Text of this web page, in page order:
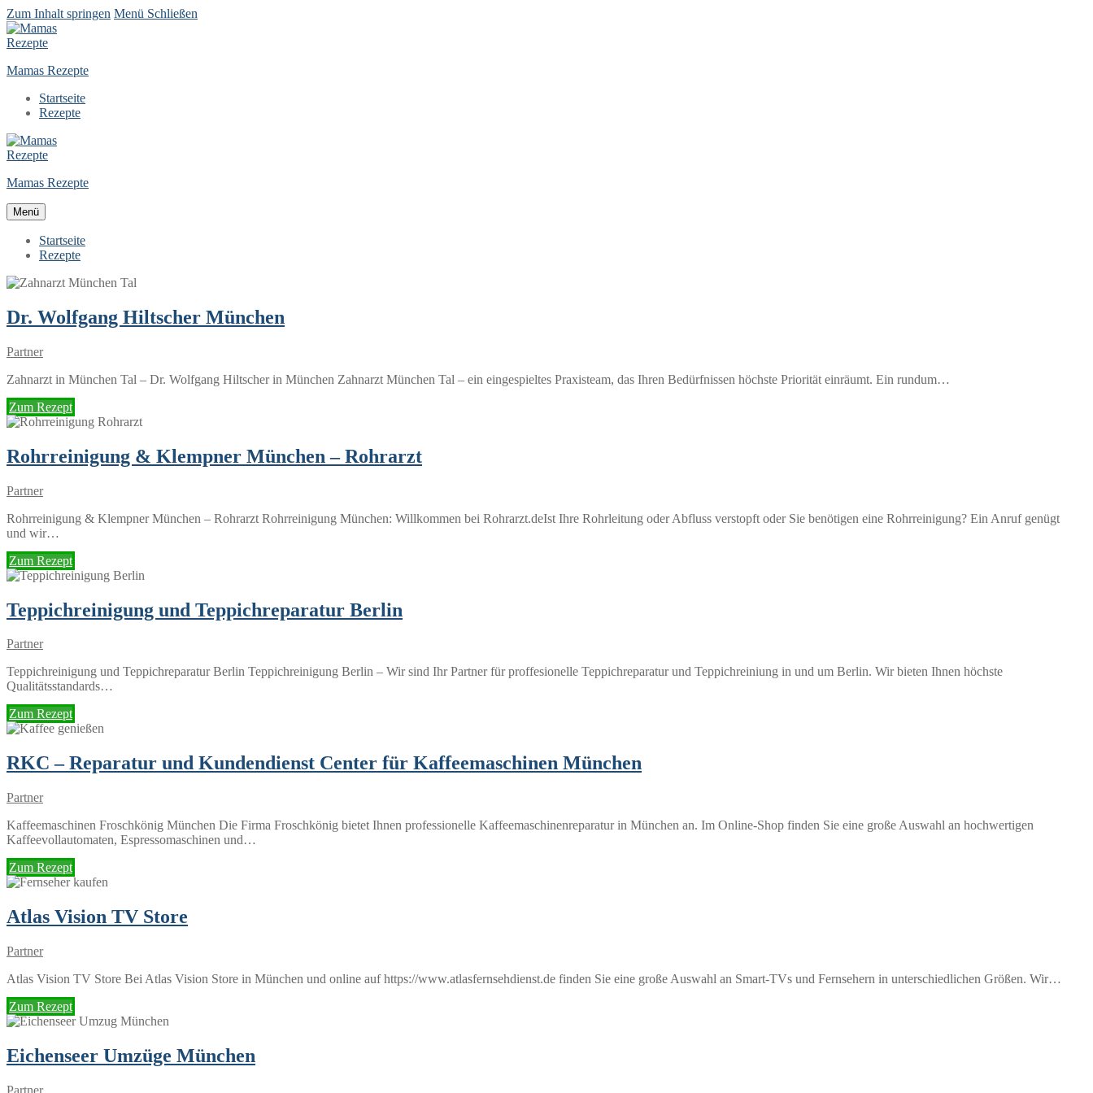
Zum Inhalt springen Menü Schließen
Mamas Rezepte
Startseite
Rezepte
Mamas Rezepte
Menü
Startseite
Rezepte
Dr. Wolfgang Hiltscher München
Partner
Zahnarzt in München Tal – Dr. Wolfgang Hiltscher in München Zahnarzt München Tal – ein eingespieltes Praxisteam, das Ihren Bedürfnissen höchste Priorität einräumt. Ein rundum…
Zum Rezept
Rohrreinigung & Klempner München – Rohrarzt
Partner
Rohrreinigung & Klempner München – Rohrarzt Rohrreinigung München: Willkommen bei Rohrarzt.deIst Ihre Rohrleitung oder Abfluss verstopft oder Sie benötigen eine Rohrreinigung? Ein Anruf genügt
und wir…
Zum Rezept
Teppichreinigung und Teppichreparatur Berlin
Partner
Teppichreinigung und Teppichreparatur Berlin Teppichreinigung Berlin – Wir sind Ihr Partner für proffesionelle Teppichreparatur und Teppichreiniung in und um Berlin. Wir bieten Ihnen höchste
Qualitätsstandards…
Zum Rezept
RKC – Reparatur und Kundendienst Center für Kaffeemaschinen München
Partner
Kaffeemaschinen Froschkönig München Die Firma Froschkönig bietet Ihnen professionelle Kaffeemaschinenreparatur in München an. Im Online-Shop finden Sie eine große Auswahl an hochwertigen
Kaffeevollautomaten, Espressomaschinen und…
Zum Rezept
Atlas Vision TV Store
Partner
Atlas Vision TV Store Bei Atlas Vision Store in München und online auf https://www.atlasfernsehdienst.de finden Sie eine große Auswahl an Smart-TVs und Fernsehern in unterschiedlichen Größen. Wir…
Zum Rezept
Eichenseer Umzüge München
Partner